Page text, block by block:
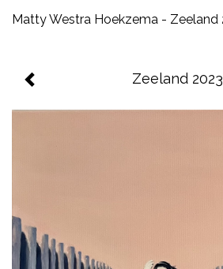
Zeeland 2023